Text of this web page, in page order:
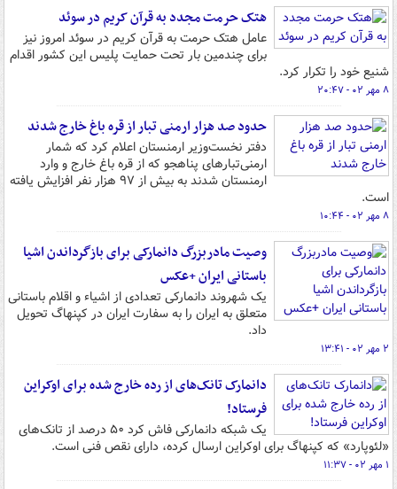
هتک حرمت مجدد به قرآن کریم در سوئد
عامل هتک حرمت به قرآن کریم در سوئد امروز نیز
برای چندمین بار تحت حمایت پلیس این کشور اقدام
شنیع خود را تکرار کرد.
۸ مهر ۰۲ - ۲۰:۴۷
حدود صد هزار ارمنی تبار از قره باغ خارج شدند
دفتر نخست‌وزیر ارمنستان اعلام کرد که شمار
ارمنی‌تبارهای پناهجو که از قره باغ خارج و وارد
ارمنستان شدند به بیش از ۹۷ هزار نفر افزایش یافته
است.
۸ مهر ۰۲ - ۱۰:۴۴
وصیت مادربزرگ دانمارکی برای بازگرداندن اشیا
باستانی ایران +عکس
یک شهروند دانمارکی تعدادی از اشیاء و اقلام باستانی
متعلق به ایران را به سفارت ایران در کپنهاگ تحویل
داد.
۲ مهر ۰۲ - ۱۳:۴۱
دانمارک تانک‌های از رده خارج شده برای اوکراین
فرستاد!
یک شبکه دانمارکی فاش کرد ۵۰ درصد از تانک‌های
«لئوپارد» که کپنهاگ برای اوکراین ارسال کرده، دارای نقص فنی است.
۱ مهر ۰۲ - ۱۱:۳۷